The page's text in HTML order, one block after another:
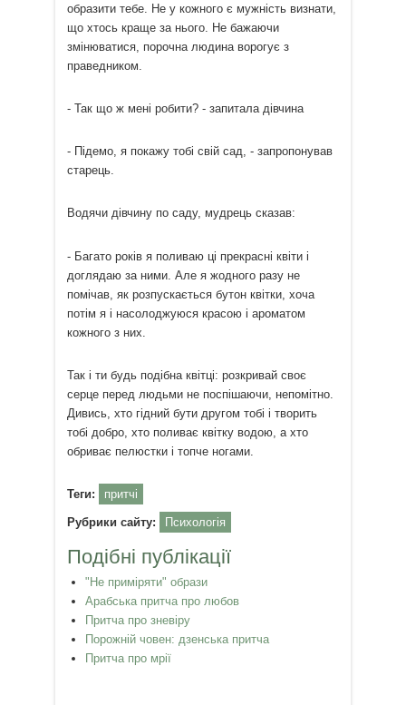
образити тебе. Не у кожного є мужність визнати,
що хтось краще за нього. Не бажаючи
змінюватися, порочна людина ворогує з
праведником.
- Так що ж мені робити? - запитала дівчина
- Підемо, я покажу тобі свій сад, - запропонував
старець.
Водячи дівчину по саду, мудрець сказав:
- Багато років я поливаю ці прекрасні квіти і
доглядаю за ними. Але я жодного разу не
помічав, як розпускається бутон квітки, хоча
потім я і насолоджуюся красою і ароматом
кожного з них.
Так і ти будь подібна квітці: розкривай своє
серце перед людьми не поспішаючи, непомітно.
Дивись, хто гідний бути другом тобі і творить
тобі добро, хто поливає квітку водою, а хто
обриває пелюстки і топче ногами.
Теги: притчі
Рубрики сайту: Психологія
Подібні публікації
"Не приміряти" образи
Арабська притча про любов
Притча про зневіру
Порожній човен: дзенська притча
Притча про мрії